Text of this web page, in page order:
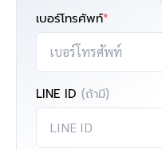
เบอร์โทรศัพท์*
LINE ID (ถ้ามี)